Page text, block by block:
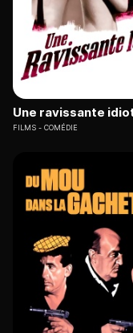
Une ravissante
FILMS COMÉDIE